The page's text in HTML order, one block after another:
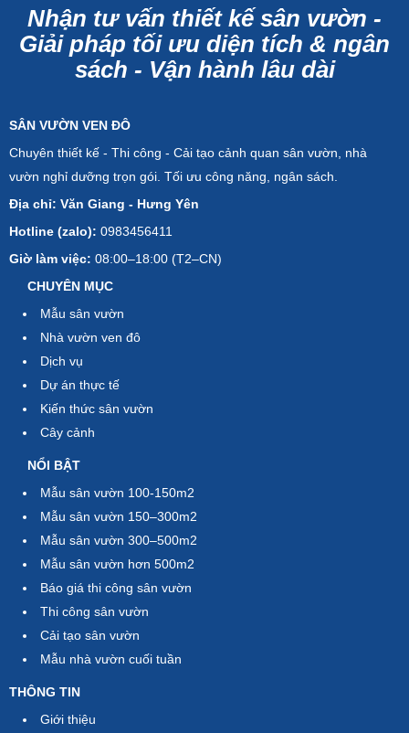
Nhận tư vấn thiết kế sân vườn -
Giải pháp tối ưu diện tích & ngân
sách - Vận hành lâu dài
SÂN VƯỜN VEN ĐÔ
Chuyên thiết kế - Thi công - Cải tạo cảnh quan sân vườn, nhà
vườn nghỉ dưỡng trọn gói. Tối ưu công năng, ngân sách.
Địa chỉ: Văn Giang - Hưng Yên
Hotline (zalo): 0983456411
Giờ làm việc: 08:00–18:00 (T2–CN)
CHUYÊN MỤC
Mẫu sân vườn
Nhà vườn ven đô
Dịch vụ
Dự án thực tế
Kiến thức sân vườn
Cây cảnh
NỔI BẬT
Mẫu sân vườn 100-150m2
Mẫu sân vườn 150–300m2
Mẫu sân vườn 300–500m2
Mẫu sân vườn hơn 500m2
Báo giá thi công sân vườn
Thi công sân vườn
Cải tạo sân vườn
Mẫu nhà vườn cuối tuần
THÔNG TIN
Giới thiệu